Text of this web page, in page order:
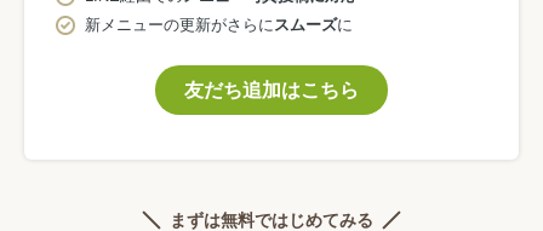
新メニューの更新がさらに スムーズに
友だち追加はこちら
まずは無料ではじめてみる